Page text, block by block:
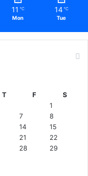
11 ℃
Mon
14 ℃
Tue
T F
S
1
7
8
14
15
21
22
28
29